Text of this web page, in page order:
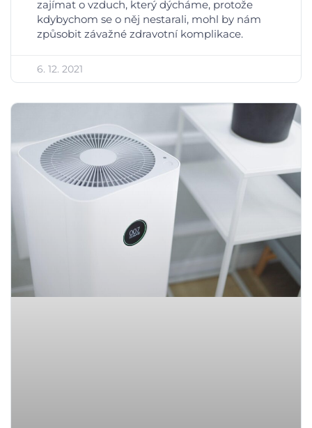
zajímat o vzduch, který dýcháme, protože
kdybychom se o něj nestarali, mohl by nám
způsobit závažné zdravotní komplikace.
6. 12. 2021